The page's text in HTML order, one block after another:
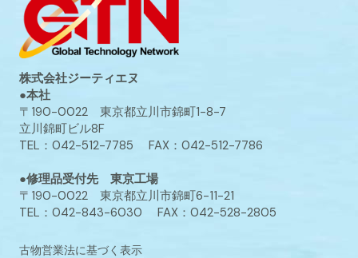
株式会社ジーティエヌ
●本社
〒190-0022 東京都立川市錦町1-8-7
立川錦町ビル8F
TEL：042-512-7785 FAX：042-512-7786
●修理品受付先 東京工場
〒190-0022 東京都立川市錦町6-11-21
TEL：042-843-6030 FAX：042-528-2805
古物営業法に基づく表示